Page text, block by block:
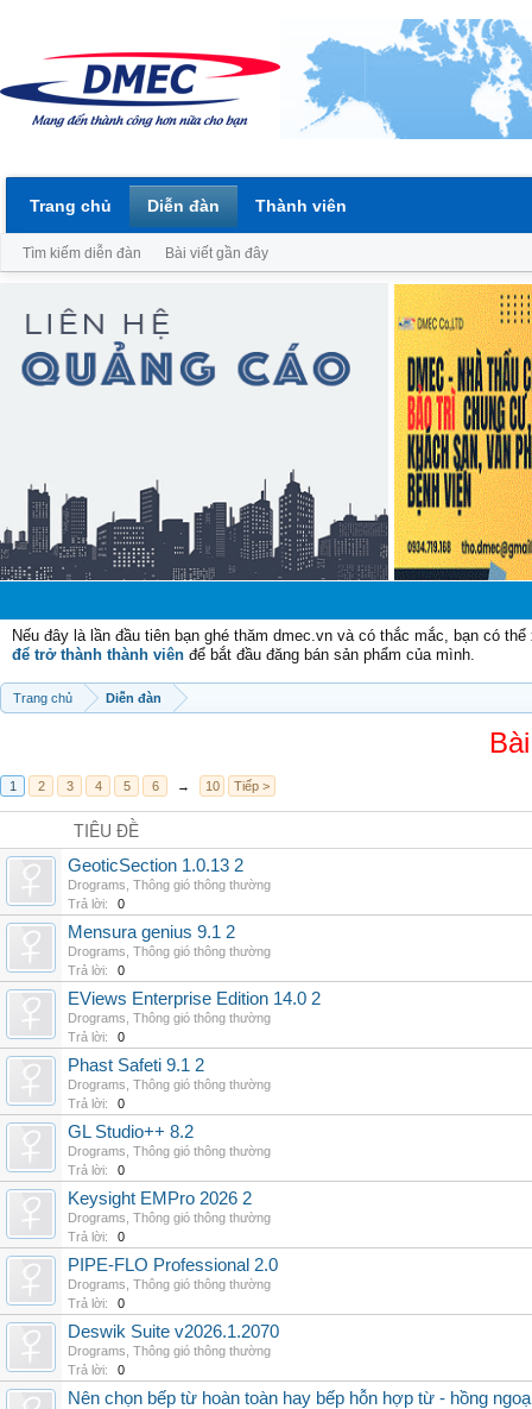
Nếu đây là lần đầu tiên bạn ghé thăm dmec.vn và có thắc mắc, bạn có
để trở thành thành viên để bắt đầu đăng bán sản phẩm của mình.
Trang chủ Diễn đàn
1 2 3 4 5 6 → 10 Tiếp >
TIÊU ĐỀ
GeoticSection 1.0.13 2
Drograms Thông gió thông thường
Trả lời:
0
Mensura genius 9.1 2
Drograms Thông gió thông thường
Trả lời:
0
EViews Enterprise Edition 14.0 2
Drograms Thông gió thông thường
Trả lời:
0
Phast Safeti 9.1 2
Drograms Thông gió thông thường
Trả lời:
0
GL Studio++ 8.2
Drograms Thông gió thông thường
Trả lời:
0
Keysight EMPro 2026 2
Drograms Thông gió thông thường
Trả lời:
0
PIPE-FLO Professional 2.0
Drograms Thông gió thông thường
Trả lời:
0
Deswik Suite v2026.1.2070
Drograms Thông gió thông thường
Trả lời:
0
Nên chọn bếp từ hoàn toàn hay bếp hỗn hợp từ - hồng
Trang chủ Diễn đàn
Tìm kiếm diễn đàn Bài viết gần đây
Thành viên